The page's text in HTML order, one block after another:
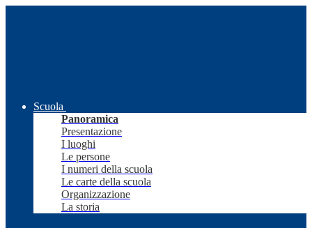
Scuola
Panoramica
Presentazione
I luoghi
Le persone
I numeri della scuola
Le carte della scuola
Organizzazione
La storia